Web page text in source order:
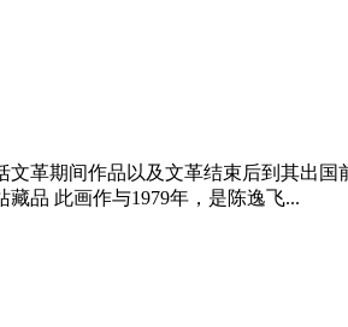
革期间作品以及文革结束后到其出
品 此画作与1979年，是陈逸飞...